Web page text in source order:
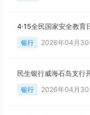
4·15全民国家安全教育
银行 2026年04月30
银行 2026年04月30